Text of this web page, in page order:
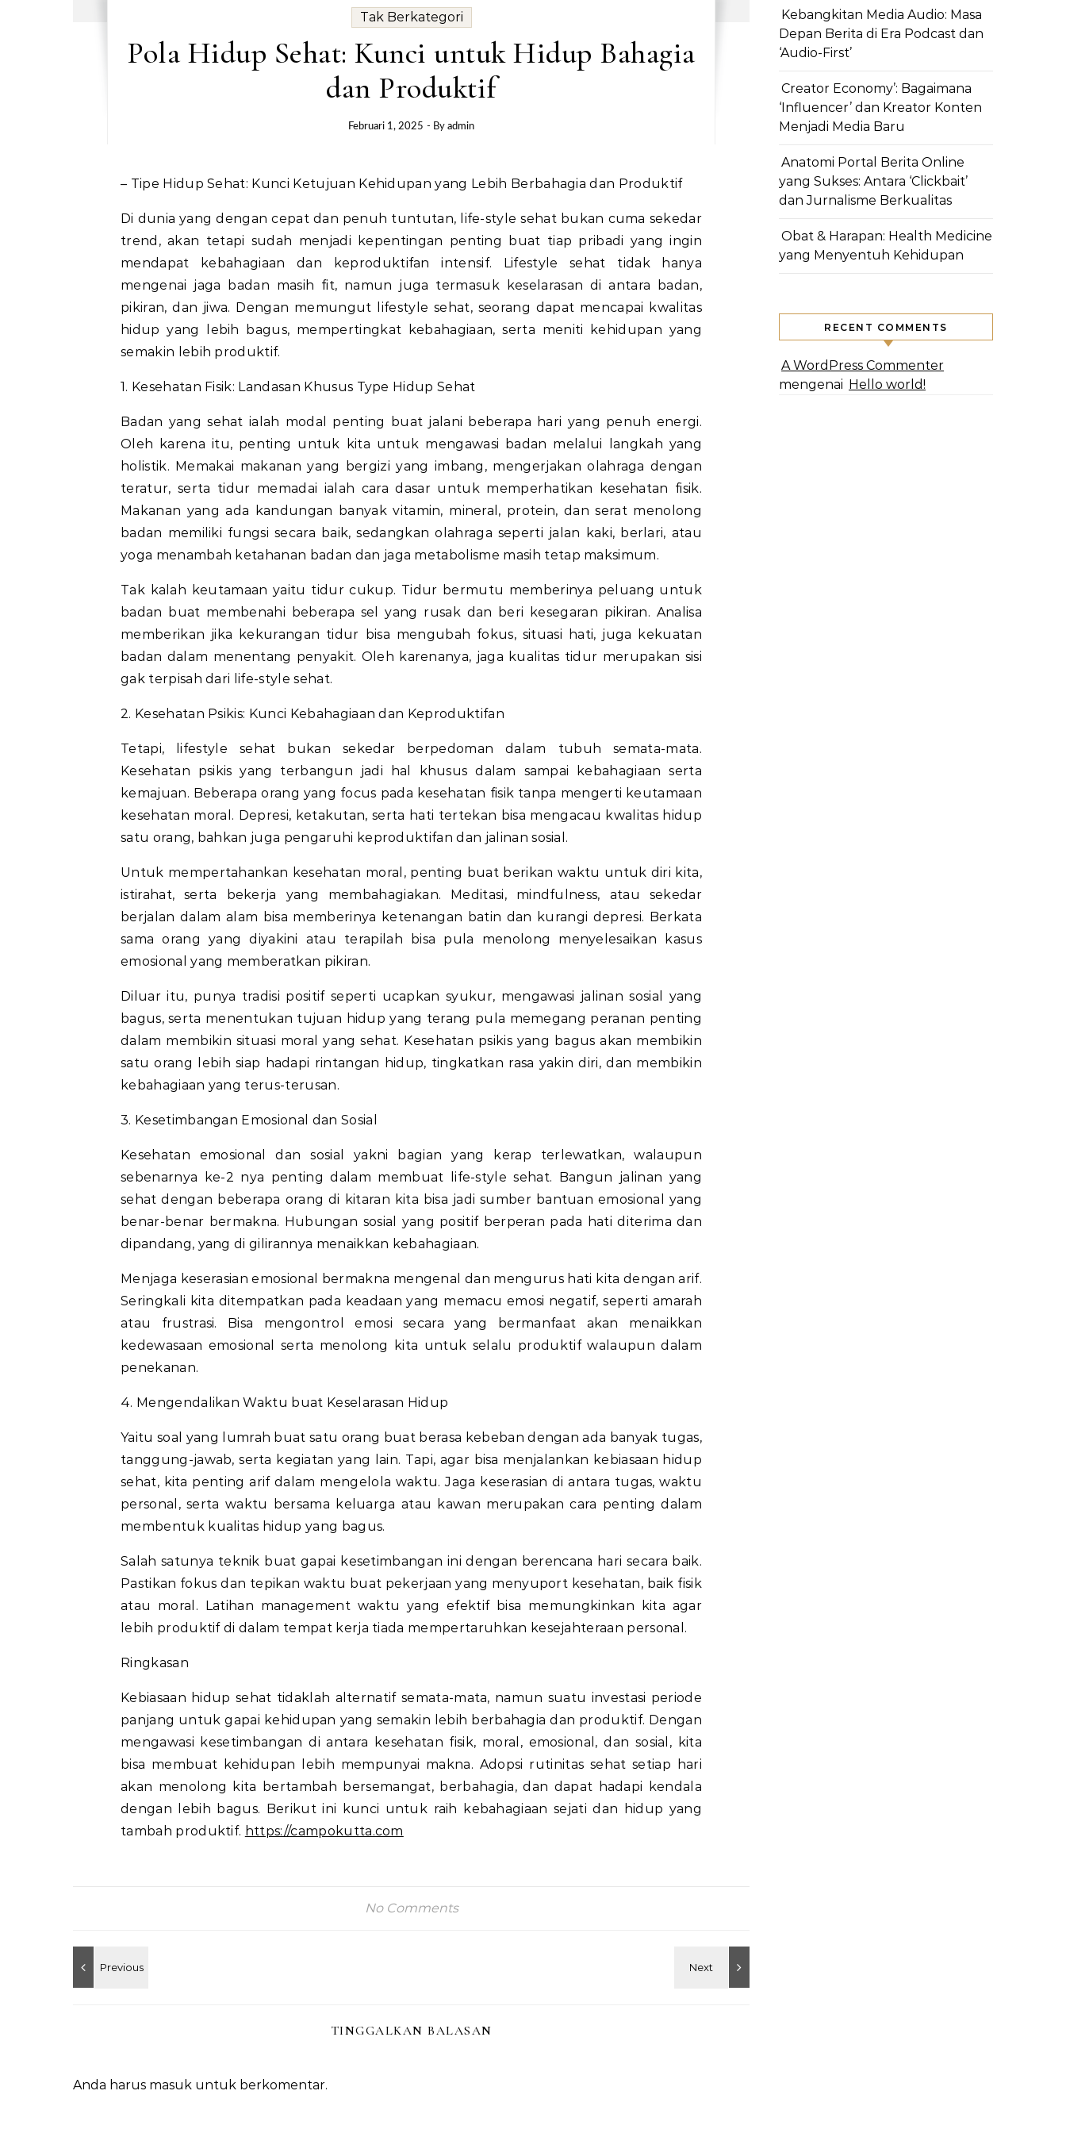
Tak Berkategori
Pola Hidup Sehat: Kunci untuk Hidup Bahagia
dan Produktif
Februari 1, 2025 - By admin
– Tipe Hidup Sehat: Kunci Ketujuan Kehidupan yang Lebih Berbahagia dan Produktif
Di dunia yang dengan cepat dan penuh tuntutan, life-style sehat bukan cuma sekedar
trend, akan tetapi sudah menjadi kepentingan penting buat tiap pribadi yang ingin
mendapat kebahagiaan dan keproduktifan intensif. Lifestyle sehat tidak hanya
mengenai jaga badan masih fit, namun juga termasuk keselarasan di antara badan,
pikiran, dan jiwa. Dengan memungut lifestyle sehat, seorang dapat mencapai kwalitas
hidup yang lebih bagus, mempertingkat kebahagiaan, serta meniti kehidupan yang
semakin lebih produktif.
1. Kesehatan Fisik: Landasan Khusus Type Hidup Sehat
Badan yang sehat ialah modal penting buat jalani beberapa hari yang penuh energi.
Oleh karena itu, penting untuk kita untuk mengawasi badan melalui langkah yang
holistik. Memakai makanan yang bergizi yang imbang, mengerjakan olahraga dengan
teratur, serta tidur memadai ialah cara dasar untuk memperhatikan kesehatan fisik.
Makanan yang ada kandungan banyak vitamin, mineral, protein, dan serat menolong
badan memiliki fungsi secara baik, sedangkan olahraga seperti jalan kaki, berlari, atau
yoga menambah ketahanan badan dan jaga metabolisme masih tetap maksimum.
Tak kalah keutamaan yaitu tidur cukup. Tidur bermutu memberinya peluang untuk
badan buat membenahi beberapa sel yang rusak dan beri kesegaran pikiran. Analisa
memberikan jika kekurangan tidur bisa mengubah fokus, situasi hati, juga kekuatan
badan dalam menentang penyakit. Oleh karenanya, jaga kualitas tidur merupakan sisi
gak terpisah dari life-style sehat.
2. Kesehatan Psikis: Kunci Kebahagiaan dan Keproduktifan
Tetapi, lifestyle sehat bukan sekedar berpedoman dalam tubuh semata-mata.
Kesehatan psikis yang terbangun jadi hal khusus dalam sampai kebahagiaan serta
kemajuan. Beberapa orang yang focus pada kesehatan fisik tanpa mengerti keutamaan
kesehatan moral. Depresi, ketakutan, serta hati tertekan bisa mengacau kwalitas hidup
satu orang, bahkan juga pengaruhi keproduktifan dan jalinan sosial.
Untuk mempertahankan kesehatan moral, penting buat berikan waktu untuk diri kita,
istirahat, serta bekerja yang membahagiakan. Meditasi, mindfulness, atau sekedar
berjalan dalam alam bisa memberinya ketenangan batin dan kurangi depresi. Berkata
sama orang yang diyakini atau terapilah bisa pula menolong menyelesaikan kasus
emosional yang memberatkan pikiran.
Diluar itu, punya tradisi positif seperti ucapkan syukur, mengawasi jalinan sosial yang
bagus, serta menentukan tujuan hidup yang terang pula memegang peranan penting
dalam membikin situasi moral yang sehat. Kesehatan psikis yang bagus akan membikin
satu orang lebih siap hadapi rintangan hidup, tingkatkan rasa yakin diri, dan membikin
kebahagiaan yang terus-terusan.
3. Kesetimbangan Emosional dan Sosial
Kesehatan emosional dan sosial yakni bagian yang kerap terlewatkan, walaupun
sebenarnya ke-2 nya penting dalam membuat life-style sehat. Bangun jalinan yang
sehat dengan beberapa orang di kitaran kita bisa jadi sumber bantuan emosional yang
benar-benar bermakna. Hubungan sosial yang positif berperan pada hati diterima dan
dipandang, yang di gilirannya menaikkan kebahagiaan.
Menjaga keserasian emosional bermakna mengenal dan mengurus hati kita dengan arif.
Seringkali kita ditempatkan pada keadaan yang memacu emosi negatif, seperti amarah
atau frustrasi. Bisa mengontrol emosi secara yang bermanfaat akan menaikkan
kedewasaan emosional serta menolong kita untuk selalu produktif walaupun dalam
penekanan.
4. Mengendalikan Waktu buat Keselarasan Hidup
Yaitu soal yang lumrah buat satu orang buat berasa kebeban dengan ada banyak tugas,
tanggung-jawab, serta kegiatan yang lain. Tapi, agar bisa menjalankan kebiasaan hidup
sehat, kita penting arif dalam mengelola waktu. Jaga keserasian di antara tugas, waktu
personal, serta waktu bersama keluarga atau kawan merupakan cara penting dalam
membentuk kualitas hidup yang bagus.
Salah satunya teknik buat gapai kesetimbangan ini dengan berencana hari secara baik.
Pastikan fokus dan tepikan waktu buat pekerjaan yang menyuport kesehatan, baik fisik
atau moral. Latihan management waktu yang efektif bisa memungkinkan kita agar
lebih produktif di dalam tempat kerja tiada mempertaruhkan kesejahteraan personal.
Ringkasan
Kebiasaan hidup sehat tidaklah alternatif semata-mata, namun suatu investasi periode
panjang untuk gapai kehidupan yang semakin lebih berbahagia dan produktif. Dengan
mengawasi kesetimbangan di antara kesehatan fisik, moral, emosional, dan sosial, kita
bisa membuat kehidupan lebih mempunyai makna. Adopsi rutinitas sehat setiap hari
akan menolong kita bertambah bersemangat, berbahagia, dan dapat hadapi kendala
dengan lebih bagus. Berikut ini kunci untuk raih kebahagiaan sejati dan hidup yang
tambah produktif. https://campokutta.com
No Comments
TINGGALKAN BALASAN
Anda harus masuk untuk berkomentar.
Kebangkitan Media Audio: Masa
Depan Berita di Era Podcast dan
‘Audio-First’
Creator Economy’: Bagaimana
‘Influencer’ dan Kreator Konten
Menjadi Media Baru
Anatomi Portal Berita Online
yang Sukses: Antara ‘Clickbait’
dan Jurnalisme Berkualitas
Obat & Harapan: Health Medicine
yang Menyentuh Kehidupan
RECENT COMMENTS
A WordPress Commenter
mengenai Hello world!